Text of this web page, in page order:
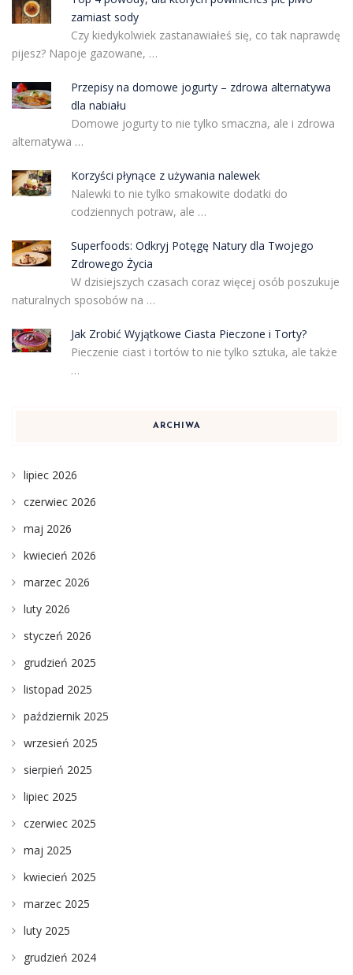
zamiast sody
Czy kiedykolwiek zastanawiałeś się, co tak naprawdę
pijesz? Napoje gazowane, …
Przepisy na domowe jogurty – zdrowa alternatywa
dla nabiału
Domowe jogurty to nie tylko smaczna, ale i zdrowa
alternatywa …
Korzyści płynące z używania nalewek
Nalewki to nie tylko smakowite dodatki do
codziennych potraw, ale …
Superfoods: Odkryj Potęgę Natury dla Twojego
Zdrowego Życia
W dzisiejszych czasach coraz więcej osób poszukuje
naturalnych sposobów na …
Jak Zrobić Wyjątkowe Ciasta Pieczone i Torty?
Pieczenie ciast i tortów to nie tylko sztuka, ale także
…
ARCHIWA
lipiec 2026
czerwiec 2026
maj 2026
kwiecień 2026
marzec 2026
luty 2026
styczeń 2026
grudzień 2025
listopad 2025
październik 2025
wrzesień 2025
sierpień 2025
lipiec 2025
czerwiec 2025
maj 2025
kwiecień 2025
marzec 2025
luty 2025
grudzień 2024